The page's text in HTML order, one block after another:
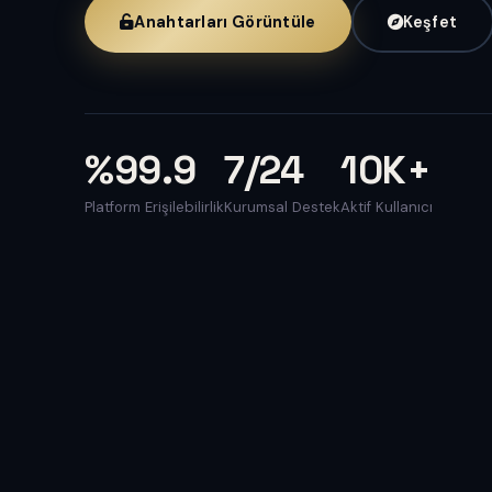
Anahtarları Görüntüle Keşfet
%99.9
Platform Erişilebilirlik
7/24
Kurumsal Destek
10K+
Aktif Kullanıcı